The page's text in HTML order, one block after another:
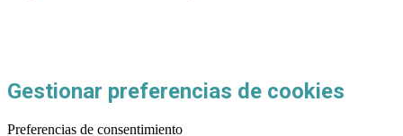
Gestionar preferencias de cookies
Preferencias de consentimiento